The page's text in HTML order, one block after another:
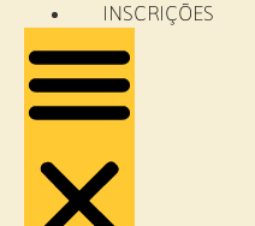
INSCRIÇÕES